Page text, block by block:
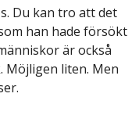
Du kan tro att det
han hade försökt
är också
Möjligen liten. Men